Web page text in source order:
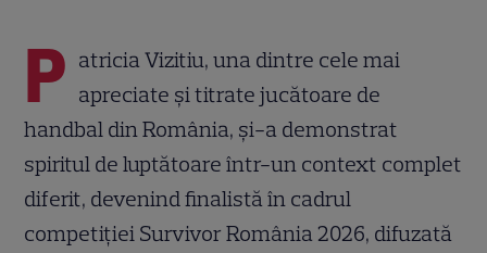
P atricia Vizitiu, una dintre cele mai
apreciate și titrate jucătoare de
handbal din România, și-a demonstrat
spiritul de luptătoare într-un context complet
diferit, devenind finalistă în cadrul
competiției Survivor România 2026, difuzată